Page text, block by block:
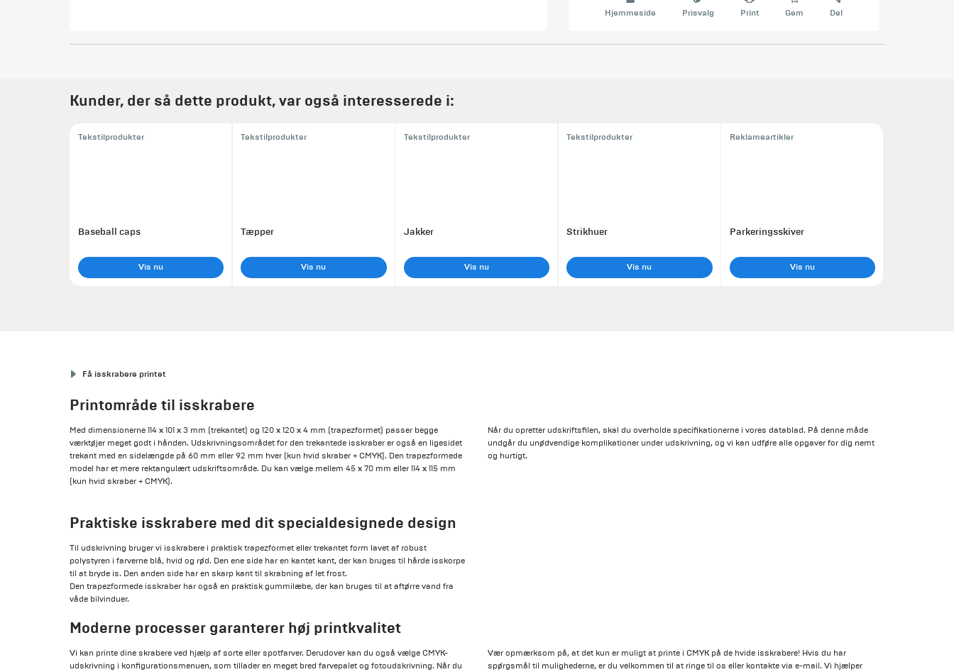
Hjemmeside Prisvalg Print Gem Del
Kunder, der så dette produkt, var også interesserede i:
Tekstilprodukter
Baseball caps
Vis nu
Tekstilprodukter
Tæpper
Vis nu
Tekstilprodukter
Jakker
Vis nu
Tekstilprodukter
Strikhuer
Vis nu
Reklameartikler
Parkeringsskiver
Vis nu
Få isskrabere printet
Printområde til isskrabere
Med dimensionerne 114 x 101 x 3 mm (trekantet) og 120 x 120 x 4 mm (trapezformet) passer begge
værktøjer meget godt i hånden. Udskrivningsområdet for den trekantede isskraber er også en ligesidet
trekant med en sidelængde på 60 mm eller 92 mm hver (kun hvid skraber + CMYK). Den trapezformede
model har et mere rektangulært udskriftsområde. Du kan vælge mellem 45 x 70 mm eller 114 x 115 mm
(kun hvid skraber + CMYK).
Når du opretter udskriftsfilen, skal du overholde specifikationerne i vores datablad. På denne måde
undgår du unødvendige komplikationer under udskrivning, og vi kan udføre alle opgaver for dig nemt
og hurtigt.
Praktiske isskrabere med dit specialdesignede design
Til udskrivning bruger vi isskrabere i praktisk trapezformet eller trekantet form lavet af robust
polystyren i farverne blå, hvid og rød. Den ene side har en kantet kant, der kan bruges til hårde isskorpe
til at bryde is. Den anden side har en skarp kant til skrabning af let frost.
Den trapezformede isskraber har også en praktisk gummilæbe, der kan bruges til at aftørre vand fra
våde bilvinduer.
Moderne processer garanterer høj printkvalitet
Vi kan printe dine skrabere ved hjælp af sorte eller spotfarver. Derudover kan du også vælge CMYK-
udskrivning i konfigurationsmenuen, som tillader en meget bred farvepalet og fotoudskrivning. Når du
Vær opmærksom på, at det kun er muligt at printe i CMYK på de hvide isskrabere! Hvis du har
spørgsmål til mulighederne, er du velkommen til at ringe til os eller kontakte via e-mail. Vi hjælper